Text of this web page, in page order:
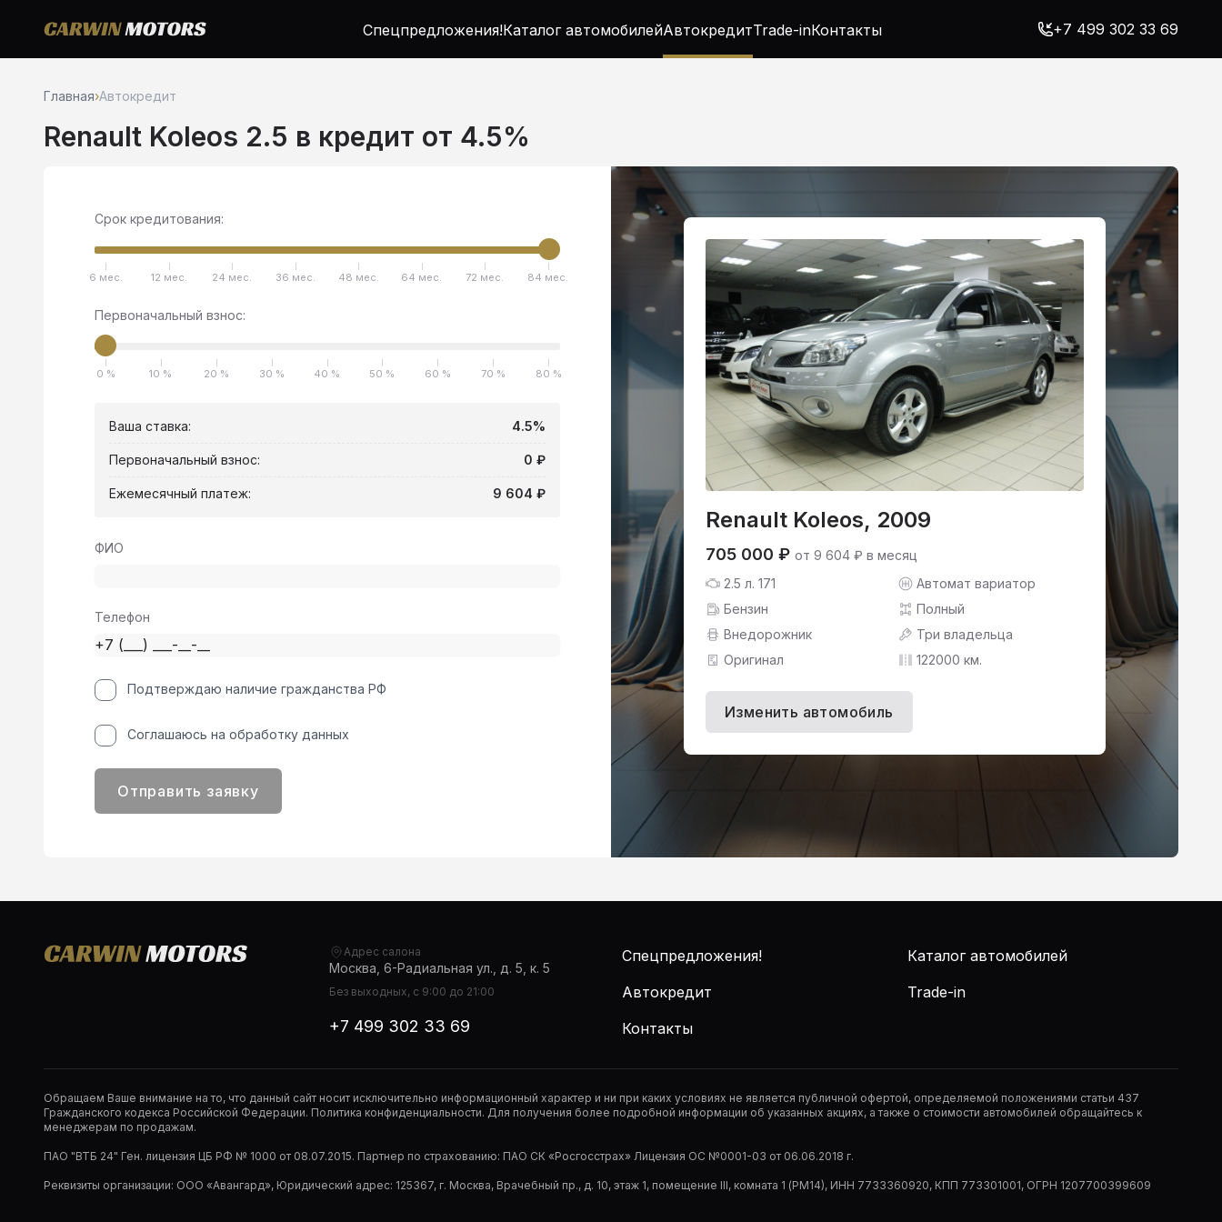
Спецпредложения!Каталог автомобилейАвтокредитTrade-inКонтакты +7 499 302 33 69
Главная›Автокредит
Renault Koleos 2.5 в кредит от 4.5%
Renault Koleos, 2009
705 000 ₽ от 9 604 ₽ в месяц
2.5 л. 171
Автомат вариатор
Бензин
Полный
Внедорожник
Три владельца
Оригинал
122000 км.
Изменить автомобиль
Срок кредитования:
6 мес. 12 мес. 24 мес. 36 мес. 48 мес. 64 мес. 72 мес. 84 мес.
Первоначальный взнос:
0 % 10 % 20 % 30 % 40 % 50 % 60 % 70 % 80 %
Ваша ставка: 4.5%
Первоначальный взнос: 0 ₽
Ежемесячный платеж: 9 604 ₽
ФИО
Телефон
Подтверждаю наличие гражданства РФ
Соглашаюсь на обработку данных
Отправить заявку
Адрес салона
Москва, 6-Радиальная ул., д. 5, к. 5
Без выходных, с 9:00 до 21:00
+7 499 302 33 69
Спецпредложения!
Каталог автомобилей
Автокредит
Trade-in
Контакты
Обращаем Ваше внимание на то, что данный сайт носит исключительно информационный характер и ни при каких условиях не является публичной офертой, определяемой положениями статьи 437
Гражданского кодекса Российской Федерации. Политика конфиденциальности. Для получения более подробной информации об указанных акциях, а также о стоимости автомобилей обращайтесь к
менеджерам по продажам.
ПАО "ВТБ 24" Ген. лицензия ЦБ РФ № 1000 от 08.07.2015. Партнер по страхованию: ПАО СК «Росгосстрах» Лицензия ОС №0001-03 от 06.06.2018 г.
Реквизиты организации: ООО «Авангард», Юридический адрес: 125367, г. Москва, Врачебный пр., д. 10, этаж 1, помещение III, комната 1 (РМ14), ИНН 7733360920, КПП 773301001, ОГРН 1207700399609